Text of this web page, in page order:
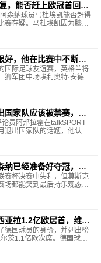
，能否赶上欧冠首回合
森纳球员马杜埃凯能否赶得
赛存疑。马杜埃凯因为膝
决赛对阵葡萄
好，他在比赛中不断对
国际足球友谊赛，英格兰将
狮军团中场埃利奥特·安德森
杯名单的竞
国家队应该被禁赛，这
员阿邦拉霍在talkSPORT
退出国家队的话题，他认
类球员禁赛。阿邦拉
纳已经准备好夺冠，我
赛杯决赛中失利，但莫斯克
场都能笑到最后持乐观态
从瓦伦西亚加
亚拉1.2亿欧居首，维尔
德国球员的身价，并列出榜
茨1.1亿欧次席。德国球员
亿欧维尔茨——1.1